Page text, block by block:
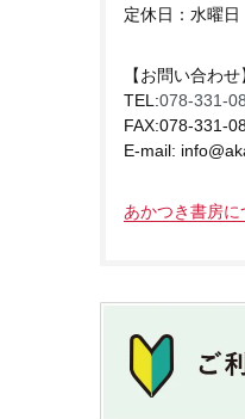
定休日：水曜日
【お問い合わせ
TEL:078-331-
FAX:078-331-
E-mail:
あかつき書房に